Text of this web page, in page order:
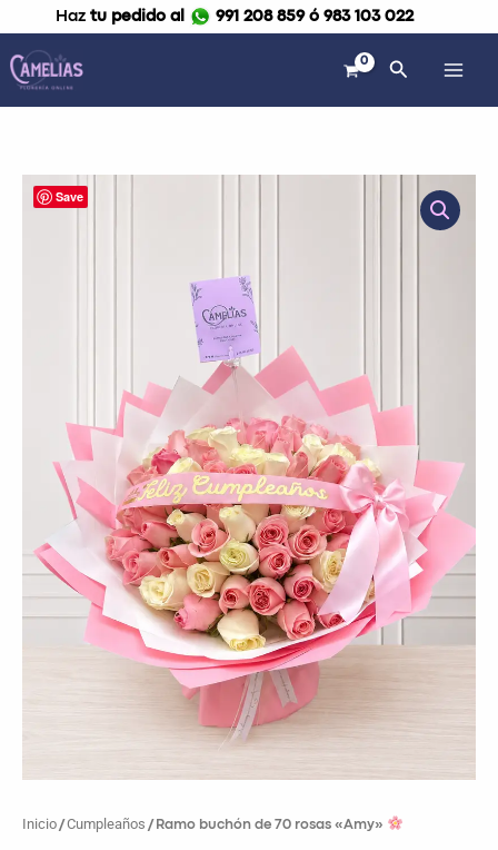
al
contenido
Haz tu pedido al 991 208 859 ó 983 103 022
Buscar
Inicio /Cumpleaños / Ramo buchón de 70 rosas «Amy»
Ramo
buchón
Save